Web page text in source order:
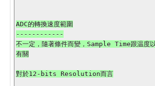
ADC的轉換速度範圍
------------
不一定，隨著條件而變，Sample Time跟温度
有關
對於12-bits Resolution而言